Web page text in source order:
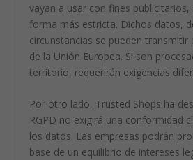
vayan a usar con fines publicitarios,
forma más estricta. Dichos datos,
circunstancias se pueden transmitir
de la Unión Europea. Si son
territorio, requerirán exigencias
Por otro lado, Trusted Shops ha
RGPD no exigirá una conformidad
los datos. Las empresas podrán
base de un equilibrio de intereses